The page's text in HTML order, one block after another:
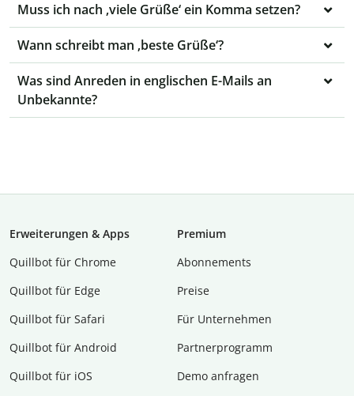
Muss ich nach ‚viele Grüße‘ ein Komma setzen?
Wann schreibt man ‚beste Grüße‘?
Was sind Anreden in englischen E-Mails an
Unbekannte?
Erweiterungen & Apps
Quillbot für Chrome
Quillbot für Edge
Quillbot für Safari
Quillbot für Android
Quillbot für iOS
Premium
Abon­ne­ments
Preise
Für Unternehmen
Partnerprogramm
Demo anfragen